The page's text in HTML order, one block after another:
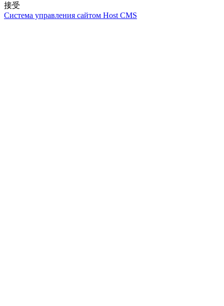
接受
Система управления сайтом Host CMS